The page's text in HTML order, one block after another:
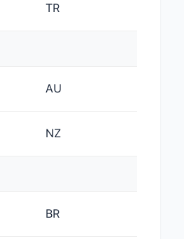
TR
AU
NZ
BR